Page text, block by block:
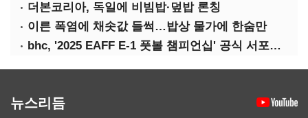
더본코리아, 독일에 비빔밥·덮밥 론칭
이른 폭염에 채솟값 들썩…밥상 물가에 한숨만
bhc, '2025 EAFF E-1 풋볼 챔피언십' 공식 서포터 참여
뉴스리듬